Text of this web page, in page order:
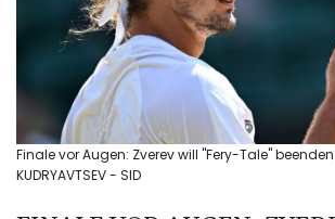
Finale vor Augen: Zverev will "Fery-Tale" beenden
KUDRYAVTSEV - SID